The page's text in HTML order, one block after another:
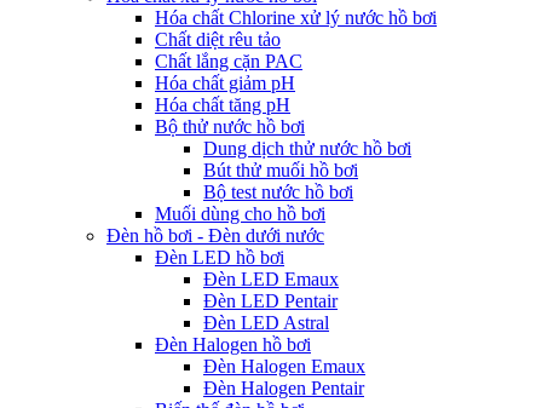
Hóa chất Chlorine xử lý nước hồ bơi
Chất diệt rêu tảo
Chất lắng cặn PAC
Hóa chất giảm pH
Hóa chất tăng pH
Bộ thử nước hồ bơi
Dung dịch thử nước hồ bơi
Bút thử muối hồ bơi
Bộ test nước hồ bơi
Muối dùng cho hồ bơi
Đèn hồ bơi - Đèn dưới nước
Đèn LED hồ bơi
Đèn LED Emaux
Đèn LED Pentair
Đèn LED Astral
Đèn Halogen hồ bơi
Đèn Halogen Emaux
Đèn Halogen Pentair